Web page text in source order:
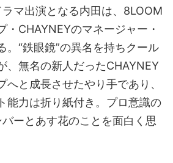
マ出演となる内田は、8LOOM
・CHAYNEYのマネージャー・
。“鉄眼鏡”の異名を持ちクール
、無名の新人だったCHAYNEY
へと成長させたやり手であり、
能力は折り紙付き。プロ意識の
ーとあす花のことを面白く思